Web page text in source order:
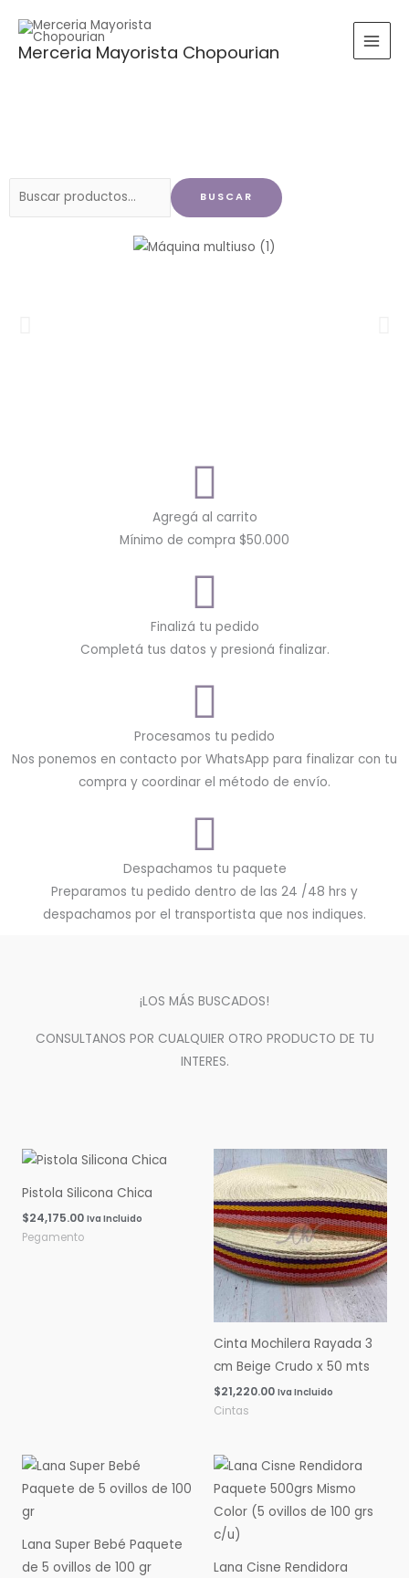
contenido
Merceria Mayorista Chopourian
Buscar
BUSCAR
Agregá al carrito
Mínimo de compra $50.000
Finalizá tu pedido
Completá tus datos y presioná finalizar.
Procesamos tu pedido
Nos ponemos en contacto por WhatsApp para finalizar con tu
compra y coordinar el método de envío.
Despachamos tu paquete
Preparamos tu pedido dentro de las 24 /48 hrs y
despachamos por el transportista que nos indiques.
¡LOS MÁS BUSCADOS!
CONSULTANOS POR CUALQUIER OTRO PRODUCTO DE TU
INTERES.
Pistola Silicona Chica
$24,175.00 Iva Incluido
Pegamento
Cinta Mochilera Rayada 3
cm Beige Crudo x 50 mts
$21,220.00 Iva Incluido
Cintas
Lana Super Bebé Paquete
de 5 ovillos de 100 gr
Rango
de
precios:
$16,060.00
Lana Cisne Rendidora
Rango
de
precios:
desde
$0.00